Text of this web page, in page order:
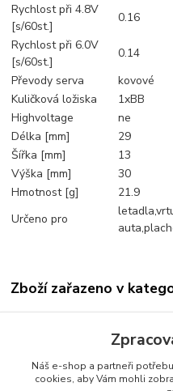
Rychlost při 4.8V
[s/60st.]
0.16
Rychlost při 6.0V
[s/60st.]
0.14
Převody serva
kovové
Kuličková ložiska
1xBB
Highvoltage
ne
Délka [mm]
29
Šířka [mm]
13
Výška [mm]
30
Hmotnost [g]
21.9
Určeno pro
Zboží zařazeno v
Serva
Hitec
Náš e-shop a partneři
cookies, aby Vám mohli